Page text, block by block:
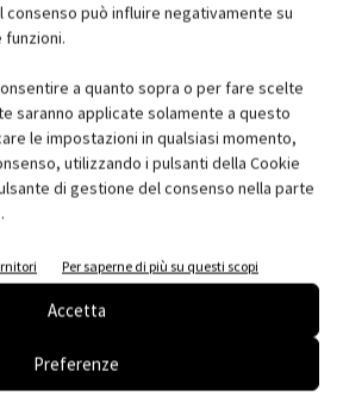
può influire negativamente su
a quanto sopra o per fare scelte
saranno applicate solamente a questo
le impostazioni in qualsiasi momento,
utilizzando i pulsanti della Cookie
di gestione del consenso nella parte
Per saperne di più su questi scopi
Accetta
Preferenze
è reinventato come uno spazio
la storia dell'azienda: un tuffo nel
labirinto sospeso che mette in mostra i
al cuore operativo di Flash.
Entertainment
M+N Architecture